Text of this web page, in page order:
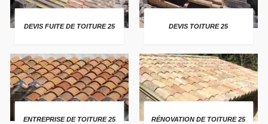
DEVIS FUITE DE TOITURE 25 DEVIS TOITURE 25
ENTREPRISE DE TOITURE 25 RÉNOVATION DE TOITURE 25